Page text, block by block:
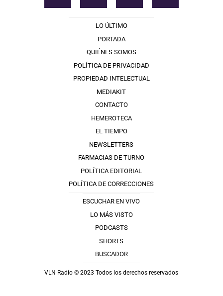
LO ÚLTIMO
PORTADA
QUIÉNES SOMOS
POLÍTICA DE PRIVACIDAD
PROPIEDAD INTELECTUAL
MEDIAKIT
CONTACTO
HEMEROTECA
EL TIEMPO
NEWSLETTERS
FARMACIAS DE TURNO
POLÍTICA EDITORIAL
POLÍTICA DE CORRECCIONES
ESCUCHAR EN VIVO
LO MÁS VISTO
PODCASTS
SHORTS
BUSCADOR
VLN Radio © 2023 Todos los derechos reservados